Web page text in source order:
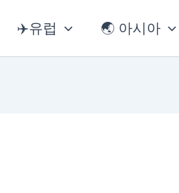
✈️유럽 🌏 아시아